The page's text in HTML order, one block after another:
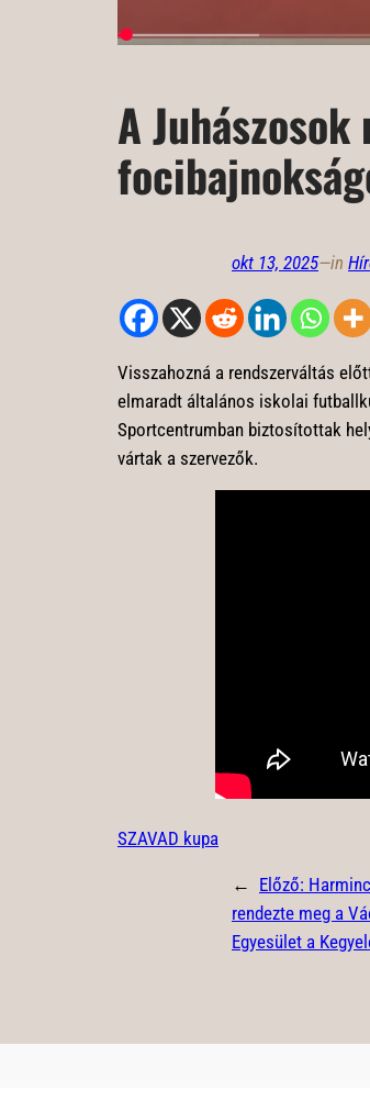
A
okt 13, 2025—in
Visszahozná a rendszerváltás
elmaradt általános iskolai
Sportcentrumban biztosítottak
vártak a szervezők.
SZAVAD kupa
← Előző:
rendezte meg a
Egyesület a